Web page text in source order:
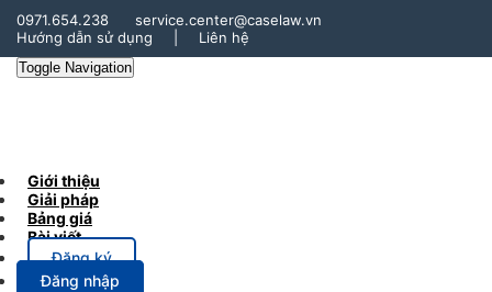
0971.654.238
service.center@caselaw.vn
Hướng dẫn sử dụng
Liên hệ
Toggle Navigation
Giới thiệu
Giải pháp
Bảng giá
Bài viết
Đăng ký
Đăng nhập